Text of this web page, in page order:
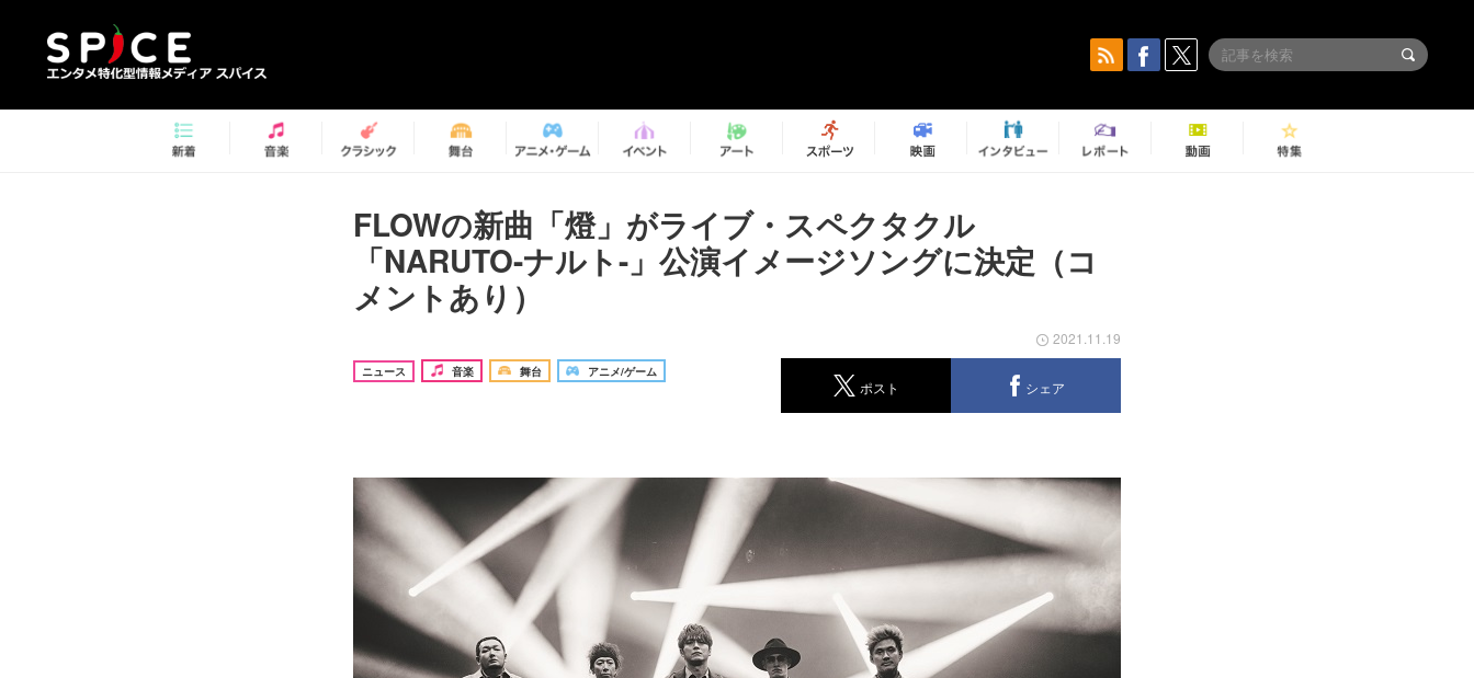
FLOWの新曲「燈」がライブ・スペクタクル
「NARUTO-ナルト-」公演イメージソングに決定（コ
メントあり）
ニュース 音楽 舞台 アニメ/ゲーム
2021.11.19
ポスト シェア